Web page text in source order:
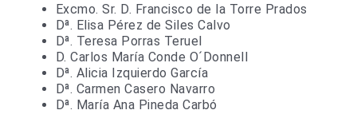
Excmo. Sr. D. Francisco de la Torre Prados
Dª. Elisa Pérez de Siles Calvo
Dª. Teresa Porras Teruel
D. Carlos María Conde O´Donnell
Dª. Alicia Izquierdo García
Dª. Carmen Casero Navarro
Dª. María Ana Pineda Carbó